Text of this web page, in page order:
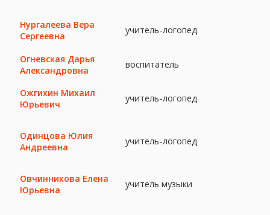
Нургалеева Вера
Сергеевна
учитель-логопед
Огневская Дарья
Александровна
воспитатель
Ожгихин Михаил
Юрьевич
учитель-логопед
Одинцова Юлия
Андреевна
учитель-логопед
Овчинникова Елена
Юрьевна
учитель музыки